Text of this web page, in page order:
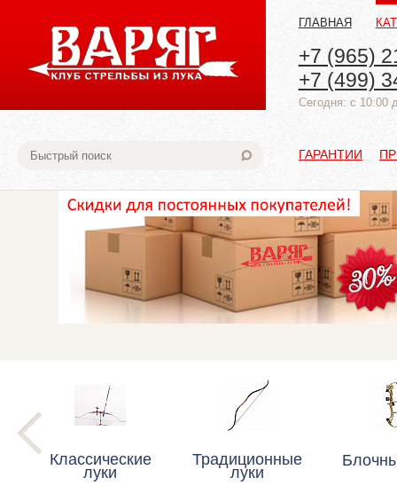
ГЛАВНАЯ
+7 (965)
+7 (499)
Cегодня: с 10:00
ГАРАНТИИ
Классические
луки
Традиционные
луки